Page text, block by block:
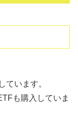
ています。
も購入していま